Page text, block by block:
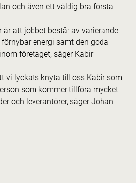
och även ett väldig bra första
är att jobbet består av varierande
energi samt den goda
företaget, säger Kabir
vi lyckats knyta till oss Kabir som
som kommer tillföra mycket
och leverantörer, säger Johan